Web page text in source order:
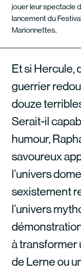
jouer leur spectacle
lancement du
Marionnettes.
Et si Hercule,
guerrier
douze
Serait-il
humour,
savoureux
l’univers
sexistement
l’univers
à transformer
de Lerne ou